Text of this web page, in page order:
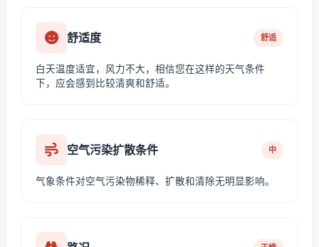
舒适度 舒适
白天温度适宜，风力不大，相信您在这样的天气条件
下，应会感到比较清爽和舒适。
空气污染扩散条件 中
气象条件对空气污染物稀释、扩散和清除无明显影响。